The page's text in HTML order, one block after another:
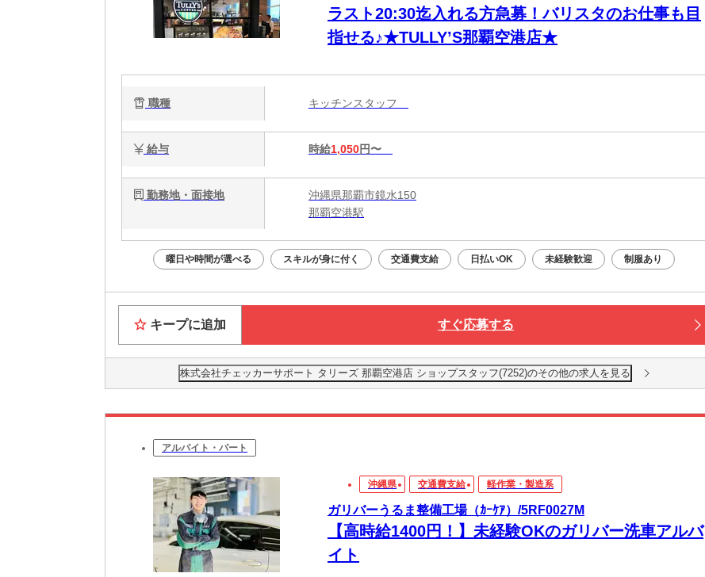
ラスト20:30迄入れる方急募！バリスタのお仕事も目
指せる♪★TULLY’S那覇空港店★
職種 キッチンスタッフ
給与 時給1,050円〜
勤務地・面接地
沖縄県那覇市鏡水150
那覇空港駅
曜日や時間が選べる スキルが身に付く 交通費支給 日払いOK 未経験歓迎 制服あり
キープに追加 すぐ応募する
株式会社チェッカーサポート タリーズ 那覇空港店 ショップスタッフ(7252)のその他の求人を見る
アルバイト・パート
沖縄県 交通費支給 軽作業・製造系
ガリバーうるま整備工場（ｶｰｹｱ）/5RF0027M
【高時給1400円！】未経験OKのガリバー洗車アルバ
イト